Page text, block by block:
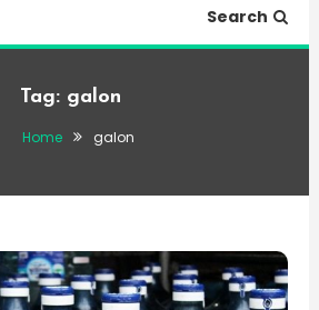
Search
Tag: galon
Home galon